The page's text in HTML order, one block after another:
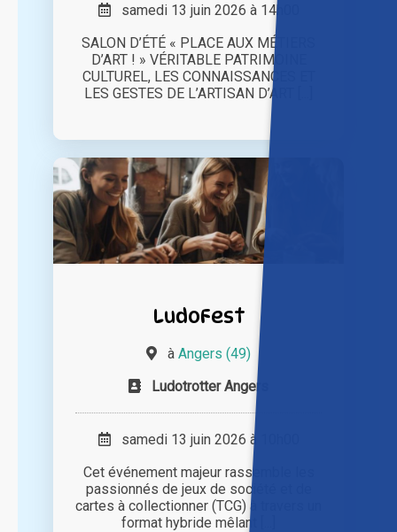
samedi 13 juin 2026 à 14h00
SALON D’ÉTÉ « PLACE AUX MÉTIERS
D’ART ! » VÉRITABLE PATRIMOINE
CULTUREL, LES CONNAISSANCES ET
LES GESTES DE L’ARTISAN D’ART [...]
LudoFest
à Angers (49)
Ludotrotter Angers
samedi 13 juin 2026 à 10h00
Cet événement majeur rassemble les
passionnés de jeux de société et de
cartes à collectionner (TCG) à travers un
format hybride mêlant [...]